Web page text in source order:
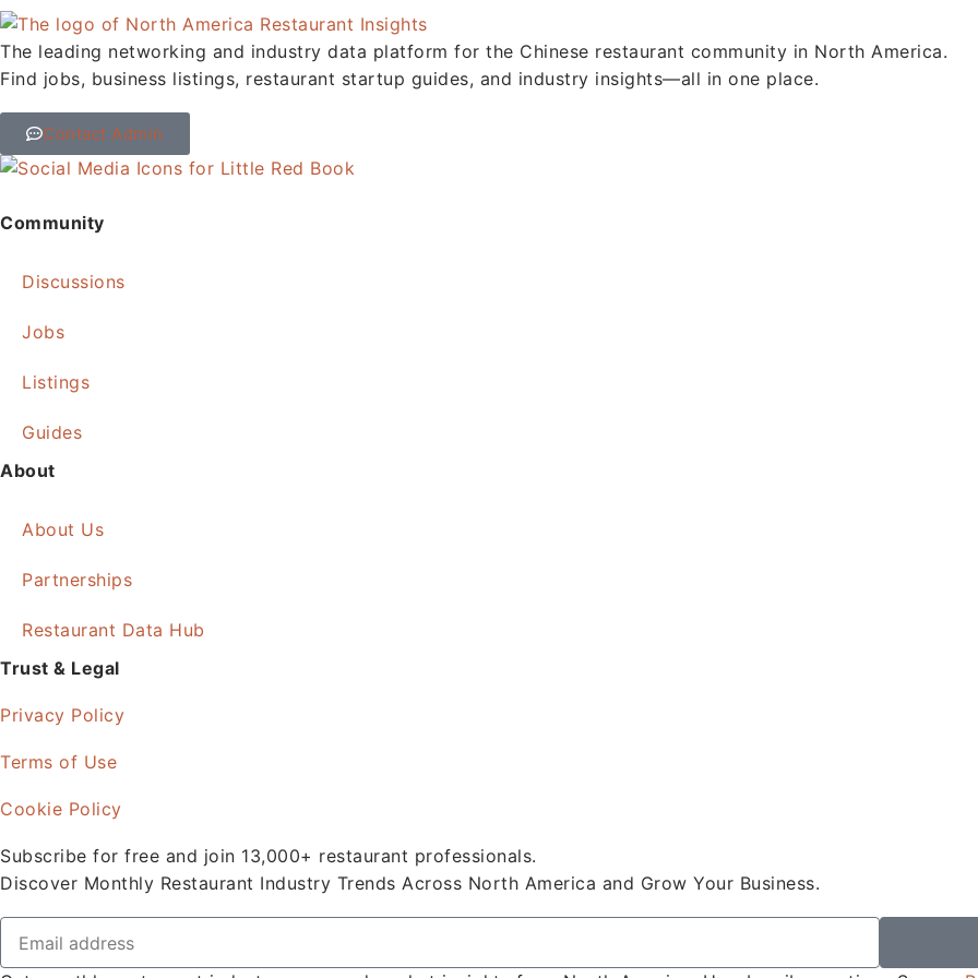
The leading networking and industry data platform for the Chinese restaurant community in North America.
Find jobs, business listings, restaurant startup guides, and industry insights—all in one place.
Contact Admin
Community
Discussions
Jobs
Listings
Guides
About
About Us
Partnerships
Restaurant Data Hub
Trust & Legal
Privacy Policy
Terms of Use
Cookie Policy
Subscribe for free and join 13,000+ restaurant professionals.
Discover Monthly Restaurant Industry Trends Across North America and Grow Your Business.